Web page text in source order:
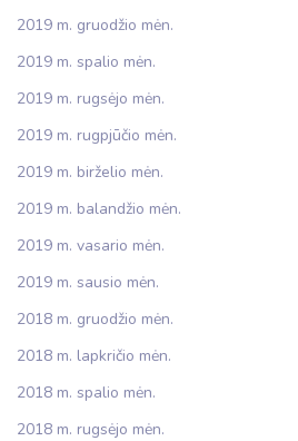
2019 m. gruodžio mėn.
2019 m. spalio mėn.
2019 m. rugsėjo mėn.
2019 m. rugpjūčio mėn.
2019 m. birželio mėn.
2019 m. balandžio mėn.
2019 m. vasario mėn.
2019 m. sausio mėn.
2018 m. gruodžio mėn.
2018 m. lapkričio mėn.
2018 m. spalio mėn.
2018 m. rugsėjo mėn.